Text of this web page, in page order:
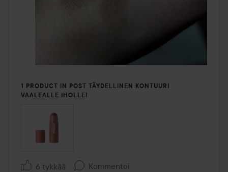
1 PRODUCT IN POST TÄYDELLINEN KONTUURI
VAALEALLE IHOLLE!
6 tykkää Kommentoi